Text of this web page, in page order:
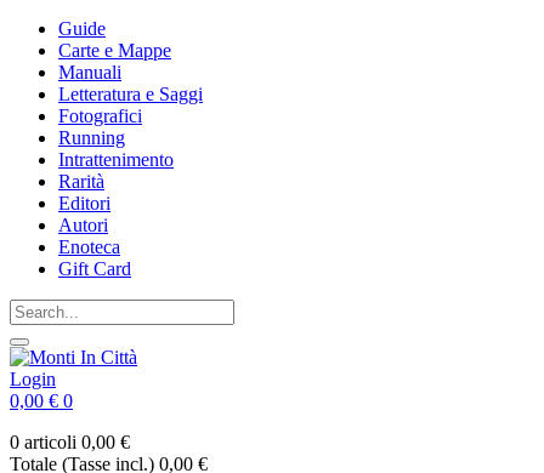
Guide
Carte e Mappe
Manuali
Letteratura e Saggi
Fotografici
Running
Intrattenimento
Rarità
Editori
Autori
Enoteca
Gift Card
Login
0,00 € 0
0 articoli 0,00 €
Totale (Tasse incl.) 0,00 €